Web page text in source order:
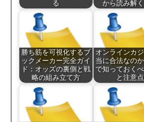
る
から読み解
勝ち筋を可視化するブ
ックメーカー完全ガイ
ド：オッズの裏側と戦
略の組み立て方
オンラインカ
当に合法なの
で知っておく
と注意点